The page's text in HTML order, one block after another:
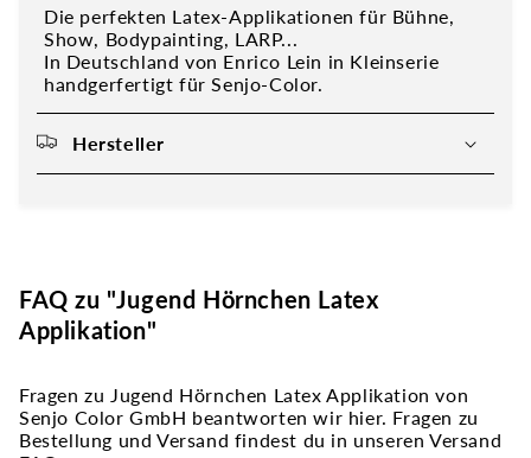
Die perfekten Latex-Applikationen für Bühne,
Show, Bodypainting, LARP...
In Deutschland von Enrico Lein in Kleinserie
handgerfertigt für Senjo-Color.
Hersteller
FAQ zu "Jugend Hörnchen Latex
Applikation"
Fragen zu Jugend Hörnchen Latex Applikation von
Senjo Color GmbH beantworten wir hier. Fragen zu
Bestellung und Versand findest du in unseren Versand